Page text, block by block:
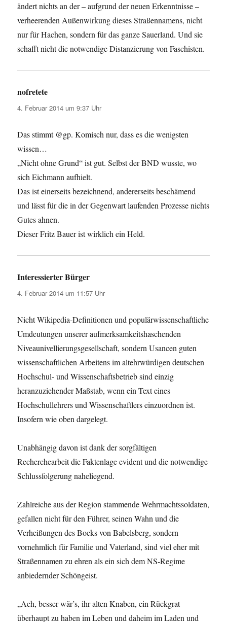
ändert nichts an der – aufgrund der neuen Erkenntnisse –
verheerenden Außenwirkung dieses Straßennamens, nicht
nur für Hachen, sondern für das ganze Sauerland. Und sie
schafft nicht die notwendige Distanzierung von Faschisten.
nofretete
4. Februar 2014 um 9:37 Uhr
Das stimmt @gp. Komisch nur, dass es die wenigsten
wissen…
„Nicht ohne Grund“ ist gut. Selbst der BND wusste, wo
sich Eichmann aufhielt.
Das ist einerseits bezeichnend, andererseits beschämend
und lässt für die in der Gegenwart laufenden Prozesse nichts
Gutes ahnen.
Dieser Fritz Bauer ist wirklich ein Held.
Interessierter Bürger
4. Februar 2014 um 11:57 Uhr
Nicht Wikipedia-Definitionen und populärwissenschaftliche
Umdeutungen unserer aufmerksamkeitshaschenden
Niveaunivellierungsgesellschaft, sondern Usancen guten
wissenschaftlichen Arbeitens im altehrwürdigen deutschen
Hochschul- und Wissenschaftsbetrieb sind einzig
heranzuziehender Maßstab, wenn ein Text eines
Hochschullehrers und Wissenschaftlers einzuordnen ist.
Insofern wie oben dargelegt.
Unabhängig davon ist dank der sorgfältigen
Recherchearbeit die Faktenlage evident und die notwendige
Schlussfolgerung naheliegend.
Zahlreiche aus der Region stammende Wehrmachtssoldaten,
gefallen nicht für den Führer, seinen Wahn und die
Verheißungen des Bocks von Babelsberg, sondern
vornehmlich für Familie und Vaterland, sind viel eher mit
Straßennamen zu ehren als ein sich dem NS-Regime
anbiedernder Schöngeist.
„Ach, besser wär’s, ihr alten Knaben, ein Rückgrat
überhaupt zu haben im Leben und daheim im Laden und